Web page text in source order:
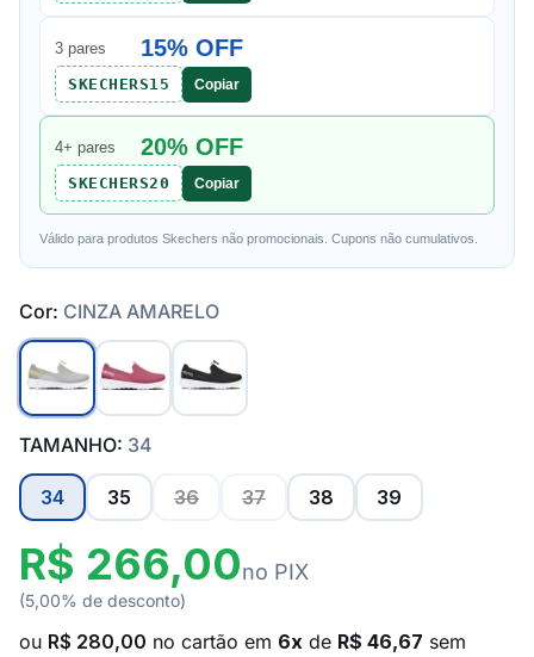
3 pares 15% OFF
SKECHERS15 Copiar
4+ pares 20% OFF
SKECHERS20 Copiar
Válido para produtos Skechers não promocionais. Cupons não cumulativos.
Cor: CINZA AMARELO
TAMANHO: 34
34 35 36 37 38 39
R$ 266,00no PIX
(5,00% de desconto)
ou R$ 280,00 no cartão em 6x de R$ 46,67 sem